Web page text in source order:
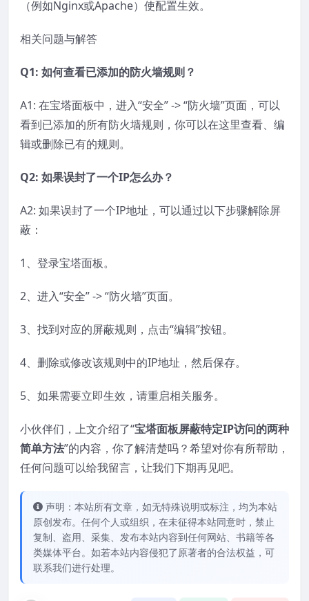
（例如Nginx或Apache）使配置生效。
相关问题与解答
Q1: 如何查看已添加的防火墙规则？
A1: 在宝塔面板中，进入“安全” -> “防火墙”页面，可以
看到已添加的所有防火墙规则，你可以在这里查看、编
辑或删除已有的规则。
Q2: 如果误封了一个IP怎么办？
A2: 如果误封了一个IP地址，可以通过以下步骤解除屏
蔽：
1、登录宝塔面板。
2、进入“安全” -> “防火墙”页面。
3、找到对应的屏蔽规则，点击“编辑”按钮。
4、删除或修改该规则中的IP地址，然后保存。
5、如果需要立即生效，请重启相关服务。
小伙伴们，上文介绍了“宝塔面板屏蔽特定IP访问的两种
简单方法”的内容，你了解清楚吗？希望对你有所帮助，
任何问题可以给我留言，让我们下期再见吧。
声明：本站所有文章，如无特殊说明或标注，均为本站
原创发布。任何个人或组织，在未征得本站同意时，禁止
复制、盗用、采集、发布本站内容到任何网站、书籍等各
类媒体平台。如若本站内容侵犯了原著者的合法权益，可
联系我们进行处理。